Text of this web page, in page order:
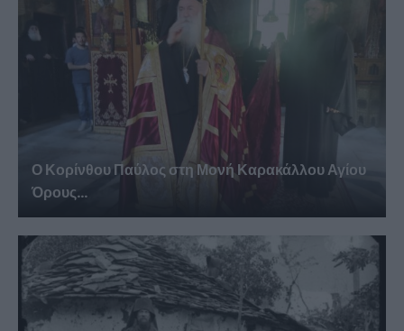
Ο Κορίνθου Παύλος στη Μονή Καρακάλλου Αγίου
Όρους...